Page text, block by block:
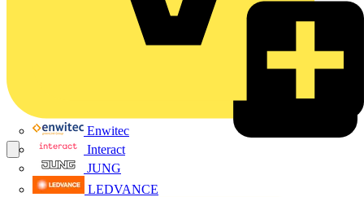
Enwitec
Interact
JUNG
LEDVANCE